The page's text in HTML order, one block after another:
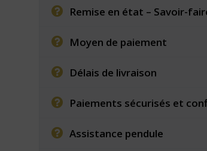
Remise en état – Savoir-
Moyen de paiement
Délais de livraison
Paiements sécurisés et
Assistance pendule